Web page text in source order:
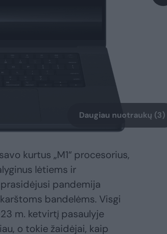
Daugiau nuotraukų (3)
kurtus „M1“ procesorius,
lėtiems ir
pandemija
bandelėms. Visgi
m. ketvirtį pasaulyje
o tokie žaidėjai, kaip